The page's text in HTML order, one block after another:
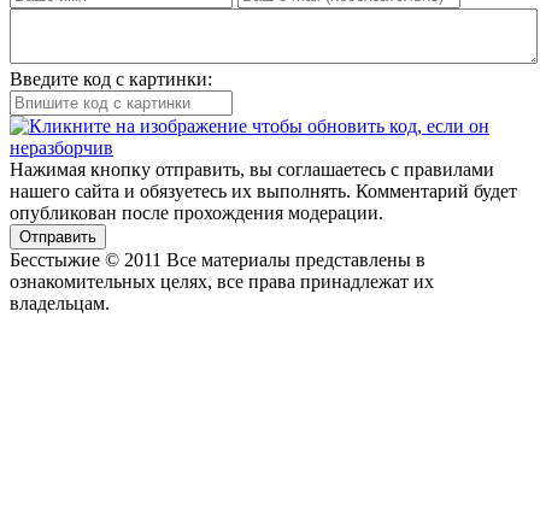
Введите код с картинки:
Нажимая кнопку отправить, вы соглашаетесь с правилами
нашего сайта и обязуетесь их выполнять. Комментарий будет
опубликован после прохождения модерации.
Отправить
Бесстыжие © 2011 Все материалы представлены в
ознакомительных целях, все права принадлежат их
владельцам.